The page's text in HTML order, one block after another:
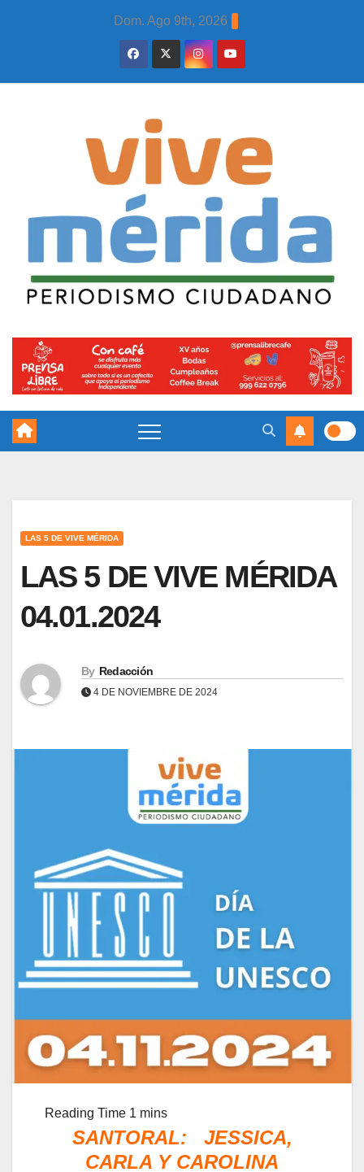
Dom. Ago 9th, 2026
LAS 5 DE VIVE MÉRIDA
LAS 5 DE VIVE MÉRIDA
04.01.2024
By Redacción
4 DE NOVIEMBRE DE 2024
SANTORAL: JESSICA,
CARLA Y CAROLINA